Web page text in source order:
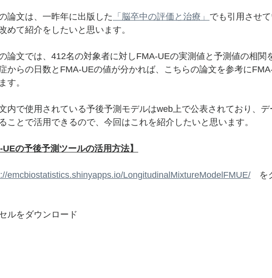
論文は、一昨年に出版した 「脳卒中の評価と治療」 でも引用させ
めて紹介をしたいと思います。
論文では、412名の対象者に対しFMA-UEの実測値と予測値の相関
からの日数とFMA-UEの値が分かれば、こちらの論文を参考に
す。
内で使用されている予後予測モデルはweb上で公表されており、
ことで活用できるので、今回はこれを紹介したいと思います。
UEの予後予測ツールの活用方法】
emcbiostatistics.shinyapps.io/LongitudinalMixtureModelFMUE/ を
ルをダウンロード